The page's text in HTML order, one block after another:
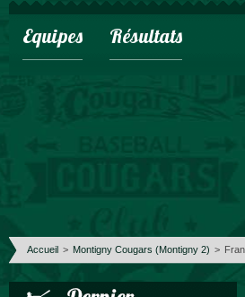
Equipes Résultats
Accueil > Montigny Cougars (Montigny 2) >